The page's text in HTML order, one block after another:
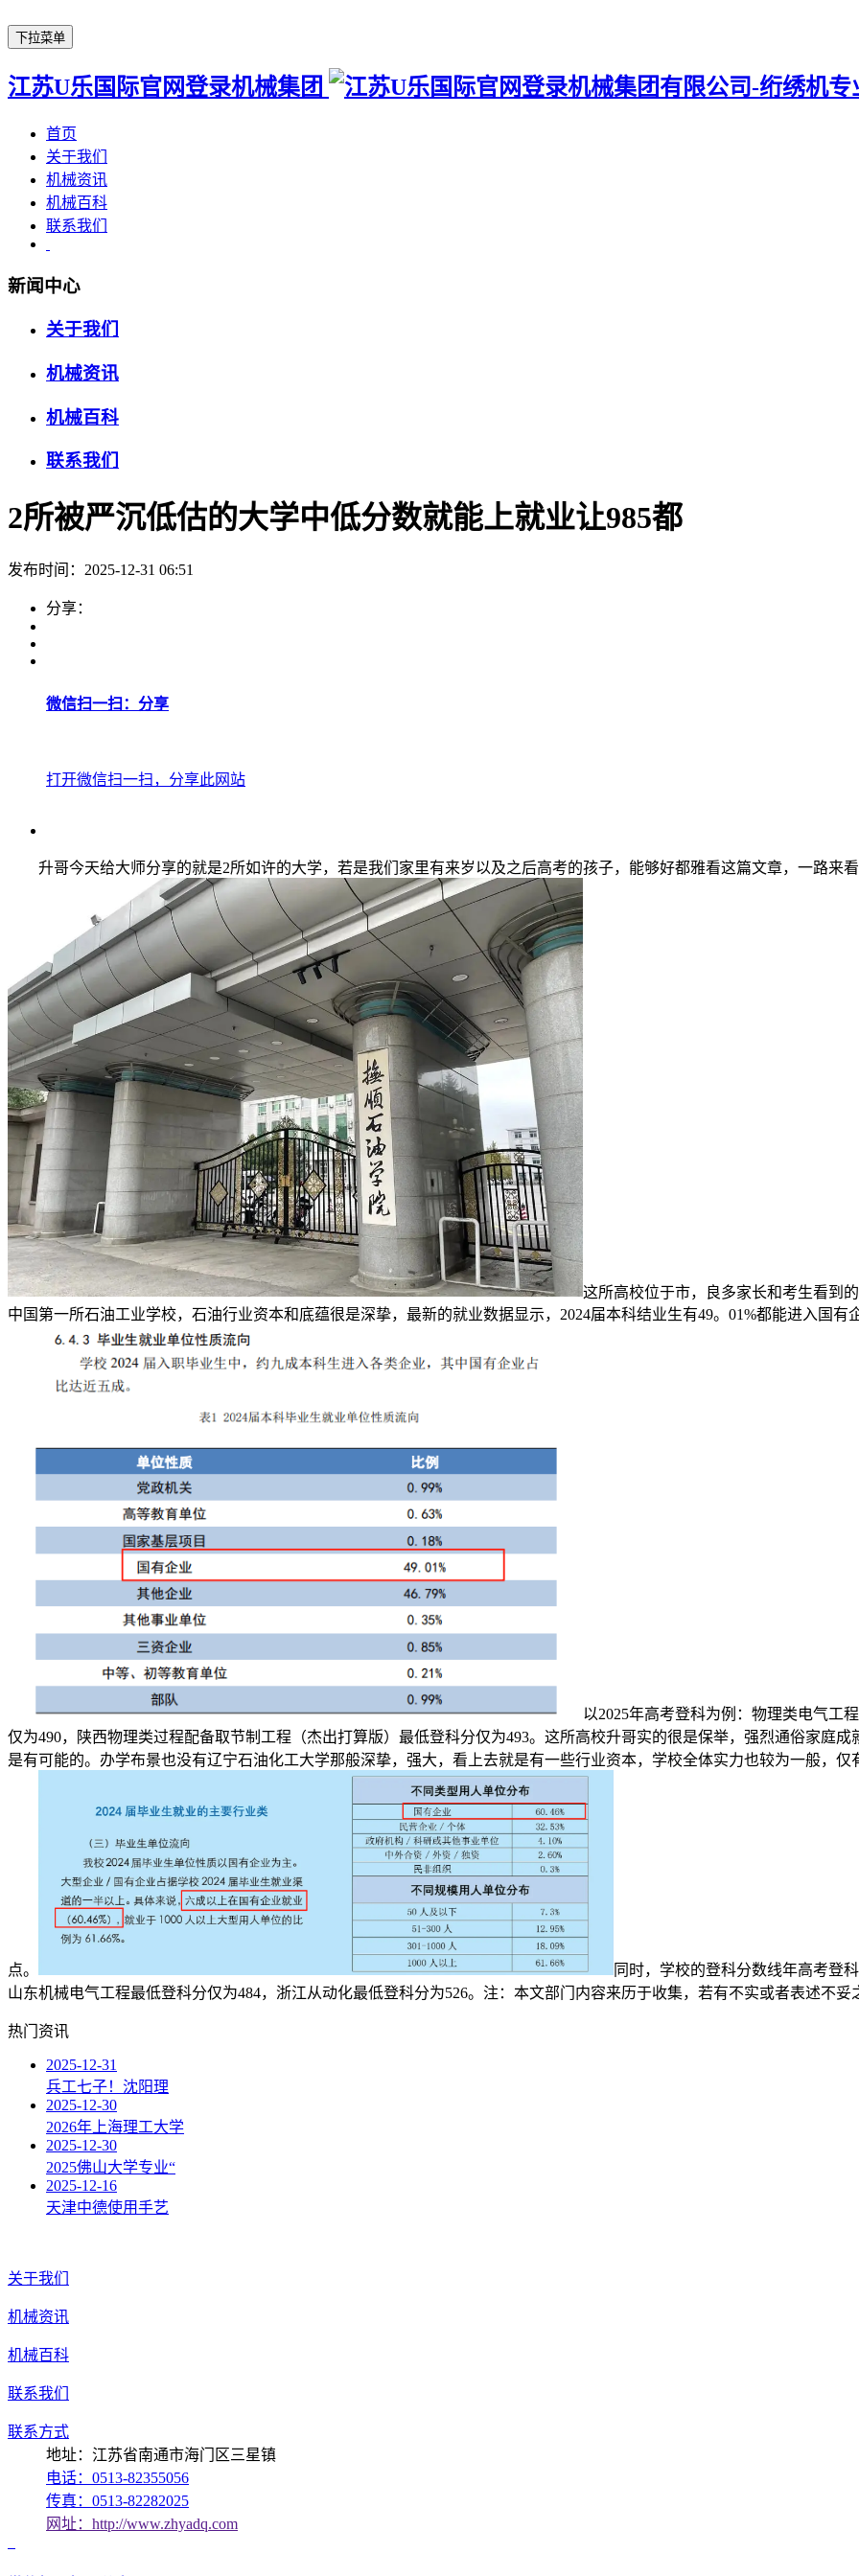
下拉菜单
江苏U乐国际官网登录机械集团
首页
关于我们
机械资讯
机械百科
联系我们
新闻中心
关于我们
机械资讯
机械百科
联系我们
2所被严沉低估的大学中低分数就能上就业让985都
发布时间：2025-12-31 06:51
分享：
微信扫一扫：分享
打开微信扫一扫，分享此网站
升哥今天给大师分享的就是2所如许的大学，若是我们家里有来岁以及之后高考的孩子，能够好都雅看这篇文章，一路来
这所高校位于市，良多家长和考生看到
中国第一所石油工业学校，石油行业资本和底蕴很是深挚，最新的就业数据显示，2024届本科结业生有49。01%都能进入国
以2025年高考登科为例：物理类电气工
仅为490，陕西物理类过程配备取节制工程（杰出打算版）最低登科分仅为493。这所高校升哥实的很是保举，强烈通俗家庭
是有可能的。办学布景也没有辽宁石油化工大学那般深挚，强大，看上去就是有一些行业资本，学校全体实力也较为一般，
点。
同时，学校的登科分数线年高考登
山东机械电气工程最低登科分仅为484，浙江从动化最低登科分为526。注：本文部门内容来历于收集，若有不实或者表述不
热门资讯
2025-12-31
兵工七子！沈阳理
2025-12-30
2026年上海理工大学
2025-12-30
2025佛山大学专业“
2025-12-16
天津中德使用手艺
关于我们
机械资讯
机械百科
联系我们
联系方式
地址：江苏省南通市海门区三星镇
电话：0513-82355056
传真：0513-82282025
网址：http://www.zhyadq.com